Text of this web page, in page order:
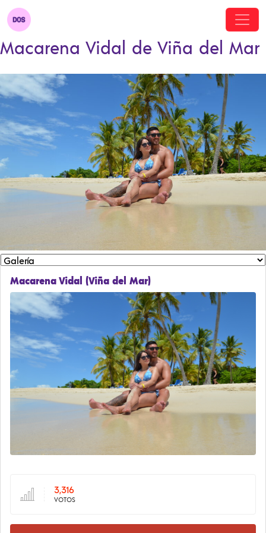
Macarena Vidal de Viña del Mar
Macarena Vidal (Viña del Mar)
3,316
VOTOS